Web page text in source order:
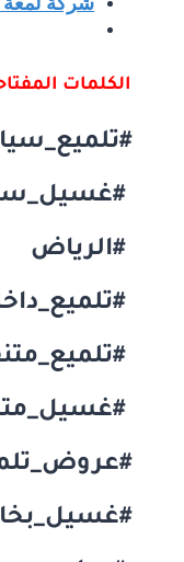
الكلمات
#الرياض